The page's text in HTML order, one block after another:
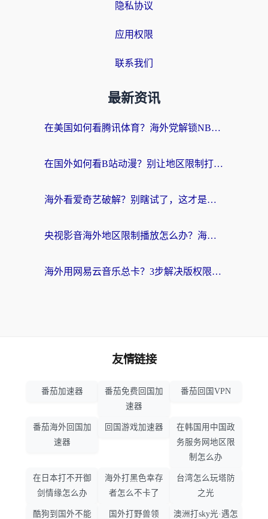
隐私协议
应用权限
联系我们
最新资讯
在美国如何看腾讯体育？海外党解锁NBA欧洲杯直播的终极攻略
在国外如何看B站动漫？别让地区限制打断你的追番节奏
海外看爱奇艺破解？别瞎试了，这才是留学生华人追剧看球的正确打开方式
央视影音海外地区限制播放怎么办？海外党亲测有效的回国加速指南
海外用网易云音乐总卡？3步解决版权限制+卡顿，还能听喜马拉雅！
友情链接
番茄加速器
番茄免费回国加
速器
番茄回国VPN
番茄海外回国加
速器
回国游戏加速器
在韩国用中国政
务服务网地区限
制怎么办
在日本打不开御
剑情缘怎么办
海外打黑色幸存
者怎么不卡了
台湾怎么玩塔防
之光
酷狗到国外不能 国外打野兽领 澳洲打sky光·遇怎